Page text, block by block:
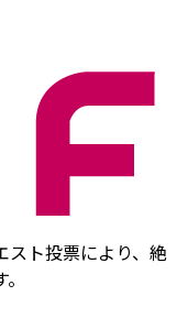
スト投票により、絶